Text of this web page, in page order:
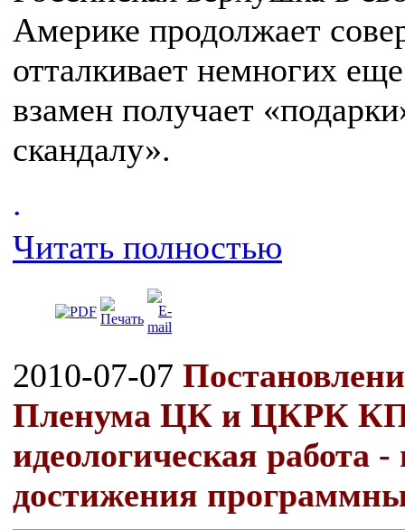
Америке продолжает
отталкивает немногих
взамен получает
скандалу».
.
Читать полностью
2010-07-07
Пленума ЦК и ЦКРК
идеологическая работа
достижения